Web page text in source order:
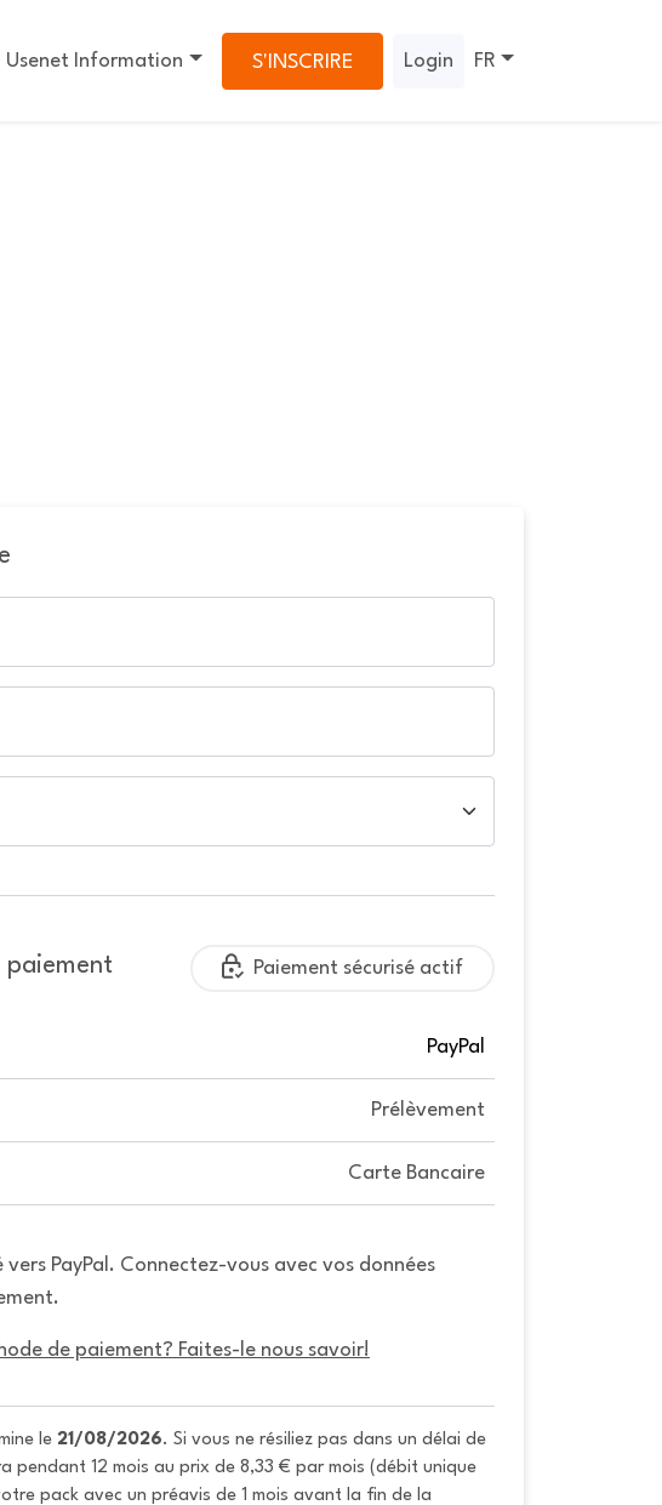
Usenet Information S'INSCRIRE Login FR
paiement Paiement sécurisé actif
PayPal
Prélèvement
Carte Bancaire
PayPal. Connectez-vous avec vos données
de paiement? Faites-le nous savoir!
le 21/08/2026. Si vous ne résiliez pas dans un délai de
pendant 12 mois au prix de 8,33 € par mois (débit unique
pack avec un préavis de 1 mois avant la fin de la